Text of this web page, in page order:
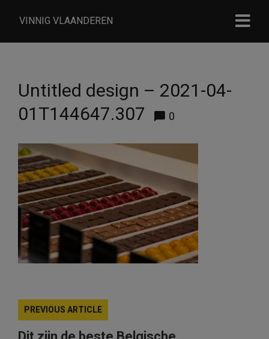
VINNIG VLAANDEREN
Untitled design – 2021-04-
01T144647.307
0
PREVIOUS ARTICLE